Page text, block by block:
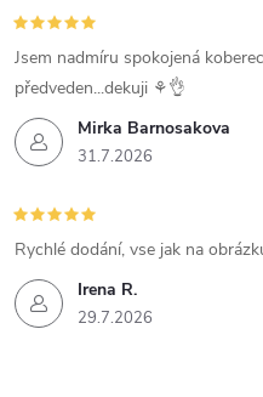
Mirka Barnosakova
31.7.2026
Jsem nadmíru spokojená
předveden...dekuji ⚘️👌
Irena R.
29.7.2026
Rychlé dodání, vse jak na